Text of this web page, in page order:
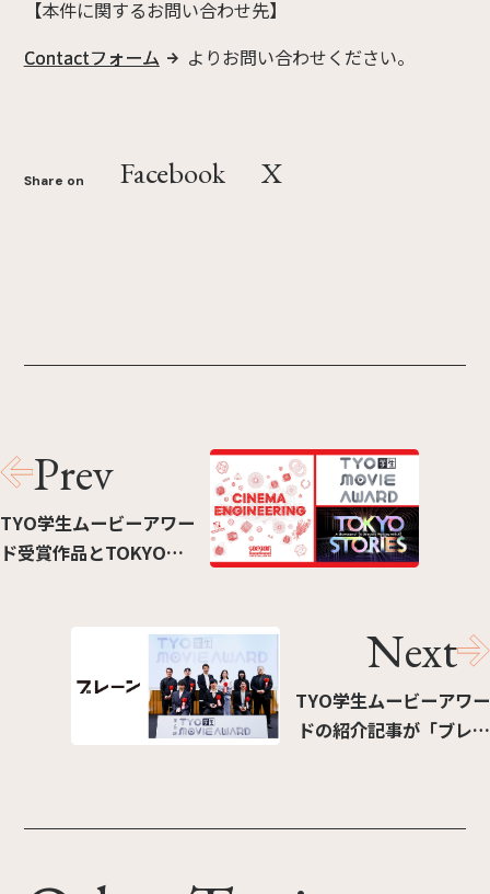
【本件に関するお問い合わせ先】
Contactフォーム
よりお問い合わせください。
Share on Facebook X
Prev
TYO学生ムービーアワー
ド受賞作品とTOKYO
Next
TYO学生ムービーアワー
ドの紹介記事が「ブレー